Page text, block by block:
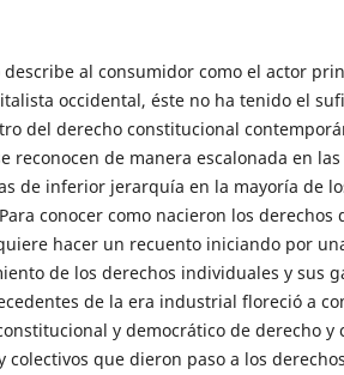
describe al consumidor como el actor
occidental, éste no ha tenido el
del derecho constitucional
reconocen de manera escalonada en
de inferior jerarquía en la mayoría de
conocer como nacieron los derechos
hacer un recuento iniciando por
de los derechos individuales y sus
de la era industrial floreció a
y democrático de derecho y
colectivos que dieron paso a los